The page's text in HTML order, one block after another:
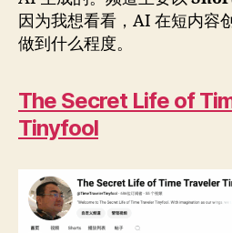
因为我想看看，AI 在短内容
做到什么程度。
The Secret Life of
Tinyfool